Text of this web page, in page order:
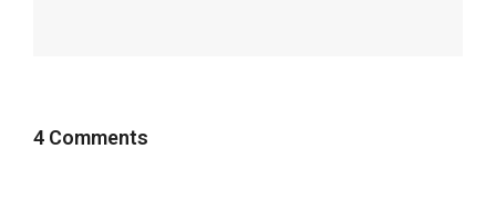
4 Comments